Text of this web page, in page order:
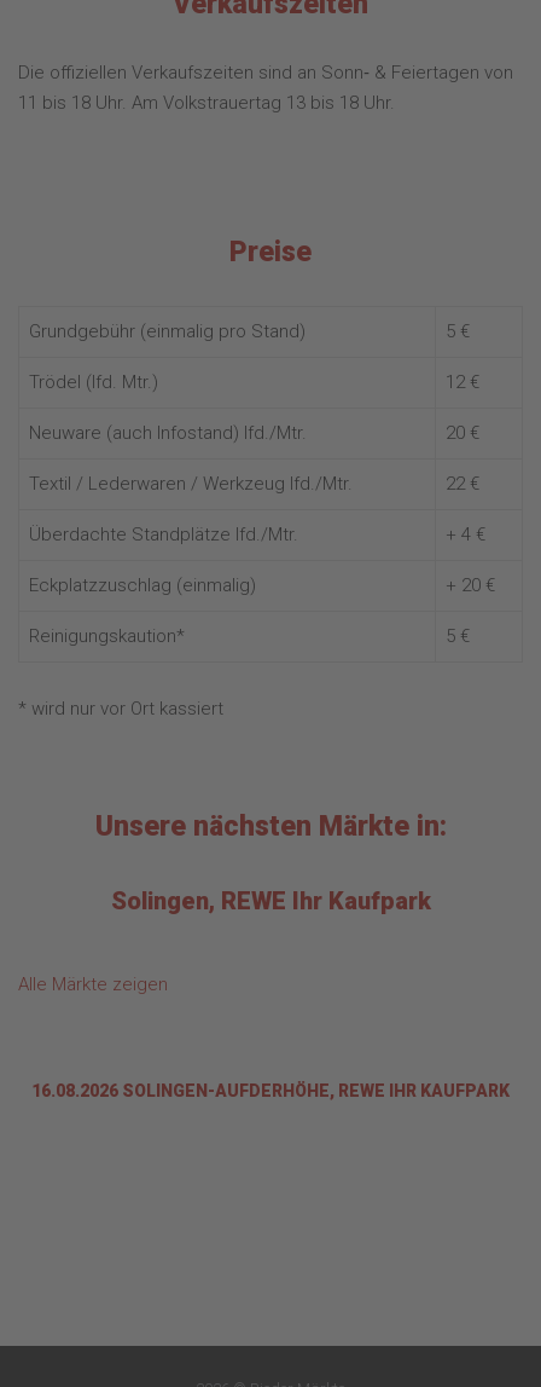
Die offiziellen Verkaufszeiten sind an Sonn‐ & Feiertagen von
11 bis 18 Uhr. Am Volkstrauertag 13 bis 18 Uhr.
Preise
Grundgebühr (einmalig pro Stand) 5 €
Trödel (lfd. Mtr.) 12 €
Neuware (auch Infostand) lfd./Mtr. 20 €
Textil / Lederwaren / Werkzeug lfd./Mtr. 22 €
Überdachte Standplätze lfd./Mtr. + 4 €
Eckplatzzuschlag (einmalig) + 20 €
Reinigungskaution* 5 €
* wird nur vor Ort kassiert
Unsere nächsten Märkte in:
Solingen, REWE Ihr Kaufpark
Alle Märkte zeigen
16.08.2026 SOLINGEN-AUFDERHÖHE, REWE IHR KAUFPARK